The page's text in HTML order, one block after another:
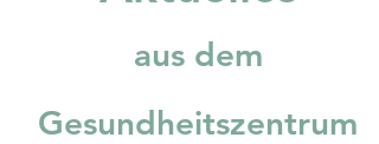
aus dem
Gesundheitszentrum